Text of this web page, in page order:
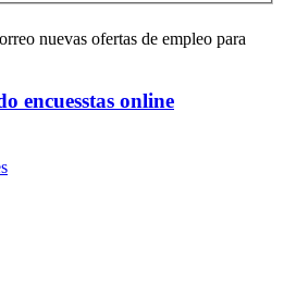
nuevas ofertas de empleo para
encuesstas online